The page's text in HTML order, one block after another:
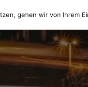
gehen wir von Ihrem